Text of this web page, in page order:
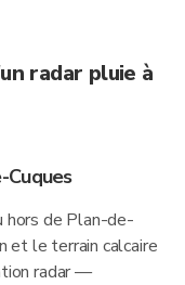
radar pluie à
hors de Plan-de-
et le terrain calcaire
radar —